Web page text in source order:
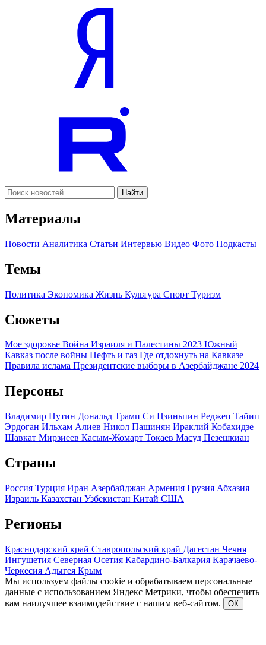
Найти
Материалы
Новости Аналитика Статьи Интервью Видео Фото Подкасты
Темы
Политика Экономика Жизнь Культура Спорт Туризм
Сюжеты
Мое здоровье Война Израиля и Палестины 2023 Южный
Кавказ после войны Нефть и газ Где отдохнуть на Кавказе
Правила ислама Президентские выборы в Азербайджане 2024
Персоны
Владимир Путин Дональд Трамп Си Цзиньпин Реджеп Тайип
Эрдоган Ильхам Алиев Никол Пашинян Ираклий Кобахидзе
Шавкат Мирзиеев Касым-Жомарт Токаев Масуд Пезешкиан
Страны
Россия Турция Иран Азербайджан Армения Грузия Абхазия
Израиль Казахстан Узбекистан Китай США
Регионы
Краснодарский край Ставропольский край Дагестан Чечня
Ингушетия Северная Осетия Кабардино-Балкария Карачаево-
Черкесия Адыгея Крым
Мы используем файлы cookie и обрабатываем персональные
данные с использованием Яндекс Метрики, чтобы обеспечить
вам наилучшее взаимодействие с нашим веб-сайтом.
ОК